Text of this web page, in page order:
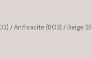
/ Anthracite (B03) / Beige